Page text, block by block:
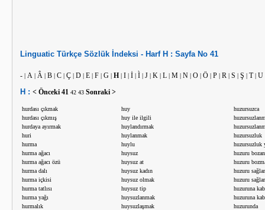
Linguatic Türkçe Sözlük İndeksi - Harf H : Sayfa No 41
- | A | Â | B | C | Ç | D | E | F | G | H | I | İ | Ì | J | K | L | M | N | O | Ö | P | R | S | Ş | T| U
H : < Önceki 41 42 43 Sonraki >
hurdası çıkmak
hurdası çıkmış
hurdaya ayırmak
huri
hurma
hurma ağacı
hurma ağacı özü
hurma dalı
hurma içkisi
hurma tatlısı
hurma yağı
hurmalık
huy
huy ile ilgili
huylandırmak
huylanmak
huylu
huysuz
huysuz at
huysuz kadın
huysuz olmak
huysuz tip
huysuzlanmak
huysuzlaşmak
huzursuzca
huzursuzluk
huzursuzluk
huzuru bozan
huzuru
huzuru
huzuru
huzuruna
huzuruna
huzurunda